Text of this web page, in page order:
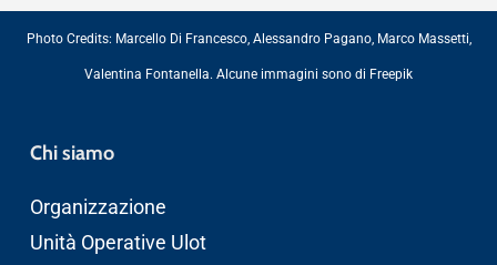
Photo Credits: Marcello Di Francesco, Alessandro Pagano, Marco Massetti,
Valentina Fontanella. Alcune immagini sono di Freepik
Chi siamo
Organizzazione
Unità Operative Ulot